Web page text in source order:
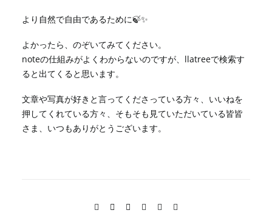
より自然で自由であるために🍃✨
よかったら、のぞいてみてください。
noteの仕組みがよくわからないのですが、llatreeで検索す
ると出てくると思います。
文章や写真が好きと言ってくださっている方々、いいねを
押してくれている方々、そもそも見ていただいている皆皆
さま、いつもありがとうございます。